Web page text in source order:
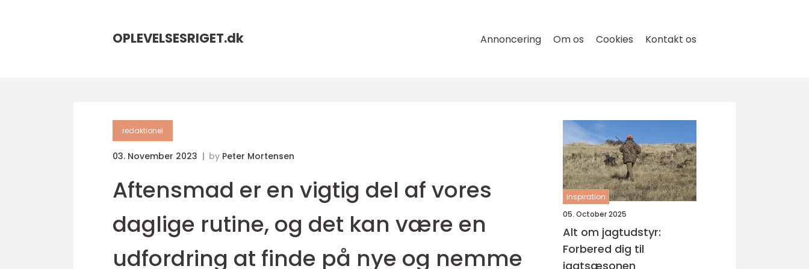
OPLEVELSESRIGET.dk Annoncering Om os Cookies Kontakt os
redaktionel
03. November 2023 by Peter Mortensen
Aftensmad er en vigtig del af vores
daglige rutine, og det kan være en
udfordring at finde på nye og nemme
inspiration
05. October 2025
Alt om jagtudstyr:
Forbered dig til
jagtsæsonen